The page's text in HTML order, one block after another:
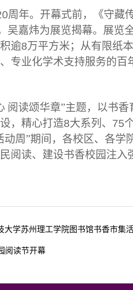
周年。开幕式前，《守
吴嘉炜为展览揭幕。展览
逾8万平方米；从有限纸
专业化学术支持服务的
阅读颂华章”主题，以书
，精心打造8大系列、 75
周”期间，各校区、各学
阅读、建设书香校园注入
学苏州理工学院图书馆书香市集
阅读节开幕